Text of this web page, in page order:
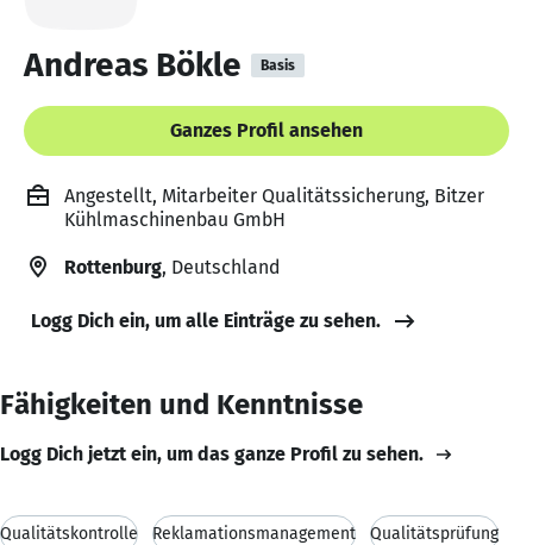
Andreas Bökle Basis
Ganzes Profil ansehen
Angestellt, Mitarbeiter Qualitätssicherung, Bitzer
Kühlmaschinenbau GmbH
Rottenburg, Deutschland
Logg Dich ein, um alle Einträge zu sehen.
Fähigkeiten und Kenntnisse
Logg Dich jetzt ein, um das ganze Profil zu sehen.
Qualitätskontrolle Reklamationsmanagement Qualitätsprüfung